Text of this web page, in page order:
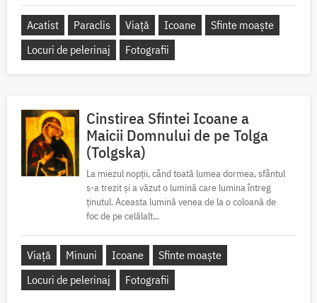
Acatist Paraclis Viață Icoane
Sfinte moaște
Locuri de pelerinaj
Fotografii
Cinstirea Sfintei Icoane a
Maicii Domnului de pe Tolga
(Tolgska)
La miezul nopții, când toată lumea dormea, sfântul
s-a trezit și a văzut o lumină care lumina întreg
ținutul. Aceasta lumină venea de la o coloană de
foc de pe celălalt...
Viață Minuni Icoane
Sfinte moaște
Locuri de pelerinaj
Fotografii